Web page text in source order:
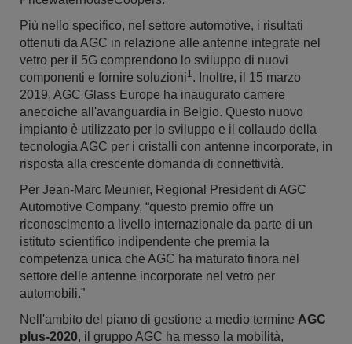
Più nello specifico, nel settore automotive, i risultati
ottenuti da AGC in relazione alle antenne integrate nel
vetro per il 5G comprendono lo sviluppo di nuovi
componenti e fornire soluzioni1. Inoltre, il 15 marzo
2019, AGC Glass Europe ha inaugurato camere
anecoiche all'avanguardia in Belgio. Questo nuovo
impianto è utilizzato per lo sviluppo e il collaudo della
tecnologia AGC per i cristalli con antenne incorporate, in
risposta alla crescente domanda di connettività.
Per Jean-Marc Meunier, Regional President di AGC
Automotive Company, “questo premio offre un
riconoscimento a livello internazionale da parte di un
istituto scientifico indipendente che premia la
competenza unica che AGC ha maturato finora nel
settore delle antenne incorporate nel vetro per
automobili.”
Nell'ambito del piano di gestione a medio termine AGC
plus-2020, il gruppo AGC ha messo la mobilità,